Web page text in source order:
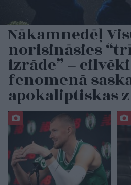
Nākamnedēļ
norisināsies
izrāde” –
fenomenā
apokaliptiskas